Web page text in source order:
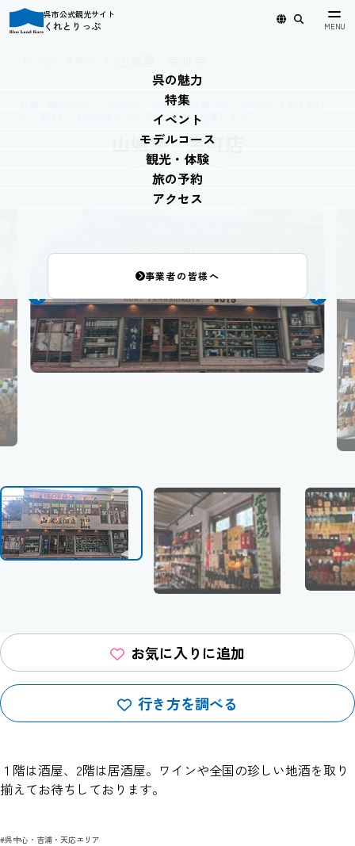
呉市公式観光サイト
くれとりっぷ
呉の魅力
特集
イベント
モデルコース
観光・体験
旅の予約
アクセス
事業者の皆様へ
創業、明治30年。この場所で、変わらず酒屋一筋。酒のある人生は楽し
い！美味しいお酒のあるライフスタイルを提案します！
山城屋 宝町店
お気に入りに追加
行き方を調べる
１階は酒屋、2階は居酒屋。ワインや全国の珍しい地酒を取り
揃えてお待ちしております。
#呉中心・吉浦・天応エリア